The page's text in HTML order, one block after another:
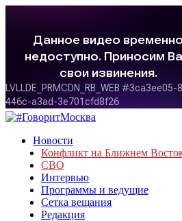
Новости
Конфликт на Ближнем
СВО
Интервью
Программы и ведущие
Сетка вещания
Редакция